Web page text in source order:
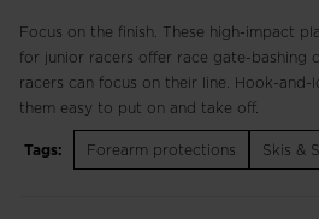
Focus on the finish. These high-impact
for junior racers offer race gate-bashing
racers can focus on their line. Hook-and-
them easy to put on and take off.
Tags: Forearm protections Skis &